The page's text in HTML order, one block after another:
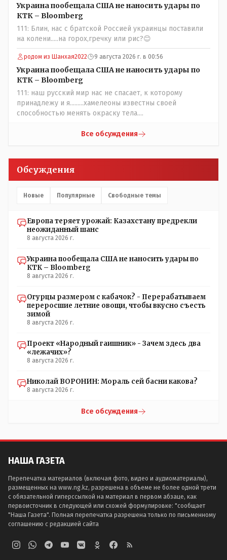
дружащих с школьными курсами предметов, в
частности биологии и математики. Vlad Kostanai: Поэтому
люди и отказываются и я в том числе своих не
прививал.Лично я вам и тем другим людям благодарен.
Добровольные действия направленные на сокращение
частотности появления в популяции соответствующих
комбинаций генов заслуживают благодарности. Мы и
без того основательно загубили нормальный
естественный отбор.
Украина пообещала США не наносить удары по
КТК – Bloomberg
111: Блин, нас с братской Россией украинцы поставили
на колени.....на горох,гречку или рис?😊
родом из Шанхая2022 9 августа 2026 г. в 00:56
Украина пообещала США не наносить удары по
КТК – Bloomberg
111: наш русский мир нас не спасает, к которому
принадлежу и я.........хамелеоны известны своей
способностью менять окраску тела....
Все обсуждения
Обсуждения
Новые Популярные Свободные темы
Европа теряет урожай: Казахстану предрекли
неожиданный шанс
8 августа 2026 г.
Украина пообещала США не наносить удары по
КТК – Bloomberg
8 августа 2026 г.
Огурцы размером с кабачок? - Перерабатываем
переросшие летние овощи, чтобы вкусно съесть
зимой
8 августа 2026 г.
Проект «Народный гаишник» - Зачем здесь два
«лежачих»?
8 августа 2026 г.
Николай ВОРОНИН: Мораль сей басни какова?
8 августа 2026 г.
Все обсуждения
НАША ГАЗЕТА
Перепечатка материалов (включая фото, видео и аудиоматериалы),
размещенных на www.ng.kz, разрешена в объеме не более одной трети
с обязательной гиперссылкой на материал в первом абзаце, как
первоисточник в следующей или схожей формулировке: "сообщает
"Наша Газета". Полная перепечатка разрешена только по письменному
соглашению с редакцией сайта